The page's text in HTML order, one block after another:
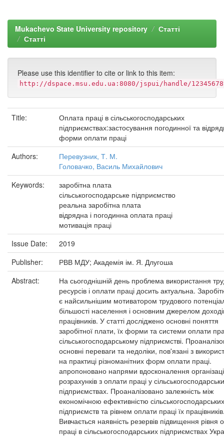
Mukachevo State University repository
Статті
Статті
Please use this identifier to cite or link to this item:
http://dspace.msu.edu.ua:8080/jspui/handle/
Title:
Оплата праці в сільськогосподарських
підприємствах:застосування погодинної та
форми оплати праці
Authors:
Перевузник, Т. М.
Головачко, Василь Михайлович
Keywords:
заробітна плата
сільськогосподарське підприємство
реальна заробітна плата
відрядна і погодинна оплата праці
мотивація праці
Issue Date:
2019
Publisher:
РВВ МДУ; Академія ім. Я. Длугоша
Abstract:
На сьогоднішній день проблема використання
ресурсів і оплати праці досить актуальна.
є найсильнішим мотиватором трудового
більшості населення і основним джерелом
працівників. У статті досліджено основні поняття
заробітної плати, їх форми та системи оплати
сільськогосподарському підприємстві.
основні переваги та недоліки, пов'язані з
на практиці різноманітних форм оплати праці.
апропоновано напрями вдосконалення
розрахунків з оплати праці у
підприємствах. Проаналізовано залежність між
економічною ефективністю сільськогосподарських
підприємств та рівнем оплати праці їх
Вивчається наявність резервів підвищення рівня
праці в сільськогосподарських підприємствах